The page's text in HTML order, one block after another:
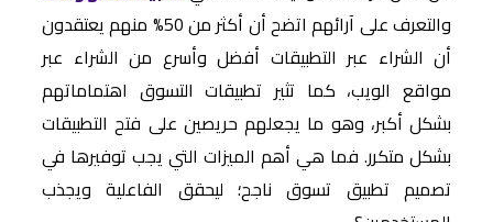
والتعرف على آرائهم اتضح أن أكثر من 50% منهم يعتقدون
أن الشراء عبر التطبيقات أفضل وأسرع من الشراء عبر
مواقع الويب، كما تثير تطبيقات التسوق اهتماماتهم
بشكل أكبر، وهو ما يجعلهم حريصين على فتح التطبيقات
بشكل متكرر. فما هي أهم الميزات التي يجب توفيرها في
تصميم تطبيق تسوق ناجح؛ ليحقق الفاعلية ويجذب